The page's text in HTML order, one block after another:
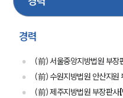
경력
(前) 서울중앙지방법원 부장
(前) 수원지방법원 안산지원
(前) 제주지방법원 부장판사[